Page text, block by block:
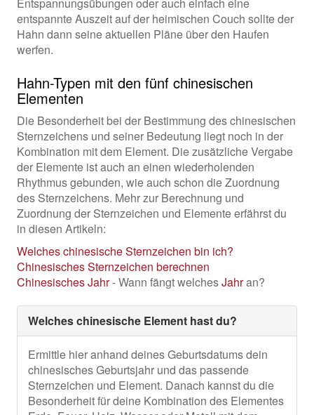
Entspannungsübungen oder auch einfach eine
entspannte Auszeit auf der heimischen Couch sollte der
Hahn dann seine aktuellen Pläne über den Haufen
werfen.
Hahn-Typen mit den fünf chinesischen
Elementen
Die Besonderheit bei der Bestimmung des chinesischen
Sternzeichens und seiner Bedeutung liegt noch in der
Kombination mit dem Element. Die zusätzliche Vergabe
der Elemente ist auch an einen wiederholenden
Rhythmus gebunden, wie auch schon die Zuordnung
des Sternzeichens. Mehr zur Berechnung und
Zuordnung der Sternzeichen und Elemente erfährst du
in diesen Artikeln:
Welches chinesische Sternzeichen bin ich?
Chinesisches Sternzeichen berechnen
ChinesischesJahr- Wann fängt welchesJahran?
Welches chinesische Element hast du?
Ermittle hier anhand deines Geburtsdatums dein
chinesisches Geburtsjahr und das passende
Sternzeichen und Element. Danach kannst du die
Besonderheit für deine Kombination des Elementes